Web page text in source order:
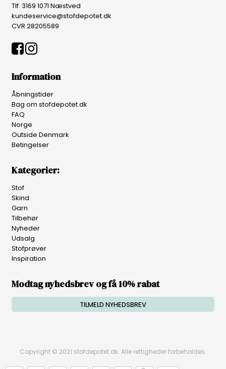
Tlf. 3169 1071 Næstved
kundeservice@stofdepotet.dk
CVR 28205589
Information
Åbningstider
Bag om stofdepotet.dk
FAQ
Norge
Outside Denmark
Betingelser
Kategorier:
Stof
Skind
Garn
Tilbehør
Nyheder
Udsalg
Stofprøver
Inspiration
Modtag nyhedsbrev og få 10% rabat
TILMELD NYHEDSBREV
Copyright © 2021 stofdepotet.dk. Alle rettigheder forbeholdes.